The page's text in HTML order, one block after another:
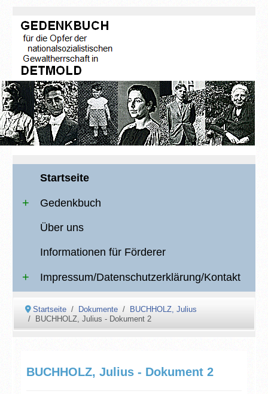
Startseite
Gedenkbuch
Über uns
Informationen für Förderer
Impressum/Datenschutzerklärung/Kontakt
Startseite Dokumente
BUCHHOLZ, Julius
BUCHHOLZ, Julius - Dokument 2
BUCHHOLZ, Julius - Dokument 2